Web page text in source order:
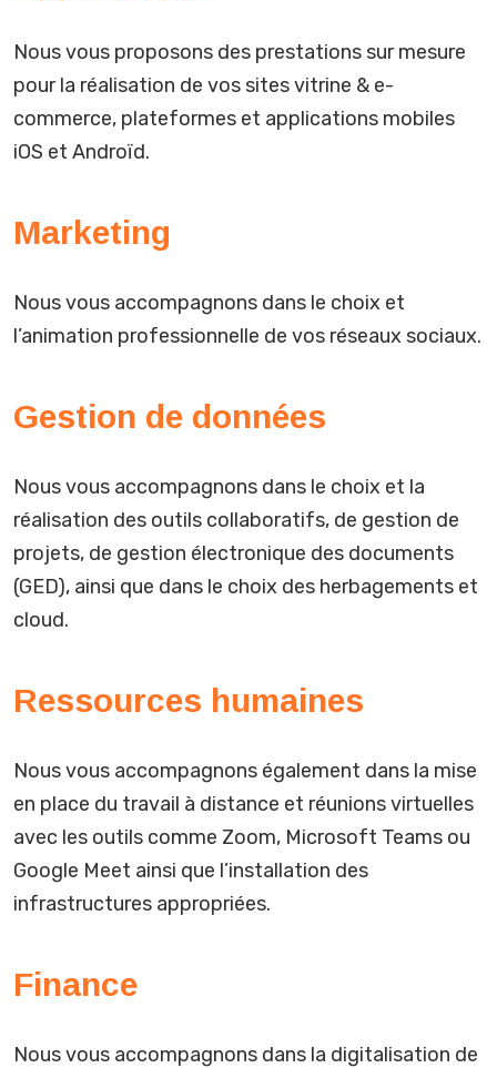
Nous vous proposons des prestations sur mesure
pour la réalisation de vos sites vitrine & e-
commerce, plateformes et applications mobiles
iOS et Androïd.
Marketing
Nous vous accompagnons dans le choix et
l’animation professionnelle de vos réseaux sociaux.
Gestion de données
Nous vous accompagnons dans le choix et la
réalisation des outils collaboratifs, de gestion de
projets, de gestion électronique des documents
(GED), ainsi que dans le choix des herbagements et
cloud.
Ressources humaines
Nous vous accompagnons également dans la mise
en place du travail à distance et réunions virtuelles
avec les outils comme Zoom, Microsoft Teams ou
Google Meet ainsi que l’installation des
infrastructures appropriées.
Finance
Nous vous accompagnons dans la digitalisation de